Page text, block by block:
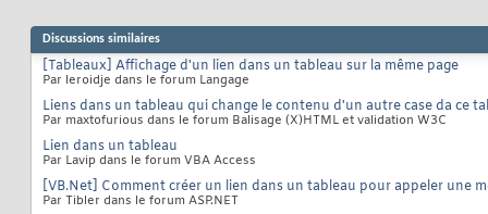
Discussions similaires
[Tableaux] Affichage d'un lien dans un tableau sur la même page
Par leroidje dans le forum Langage
Liens dans un tableau qui change le contenu d'un autre case da ce
Par maxtofurious dans le forum Balisage (X)HTML et validation W3C
Lien dans un tableau
Par Lavip dans le forum VBA Access
[VB.Net] Comment créer un lien dans un tableau pour appeler une
Par Tibler dans le forum ASP.NET